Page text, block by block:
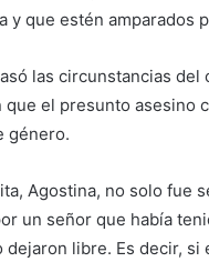
y que estén amparados
las circunstancias
el presunto asesino
género.
Agostina, no solo fue
un señor que había
dejaron libre. Es decir,